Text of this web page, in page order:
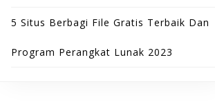
5 Situs Berbagi File Gratis Terbaik Dan
Program Perangkat Lunak 2023